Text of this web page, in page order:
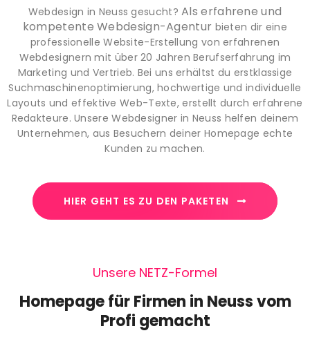
Webdesign in Neuss gesucht?Als erfahrene und
kompetente Webdesign-Agentur bieten dir eine
professionelle Website-Erstellung von erfahrenen
Webdesignern mit über 20 Jahren Berufserfahrung im
Marketing und Vertrieb. Bei uns erhältst du erstklassige
Suchmaschinenoptimierung, hochwertige und individuelle
Layouts und effektive Web-Texte, erstellt durch erfahrene
Redakteure. Unsere Webdesigner in Neuss helfen deinem
Unternehmen, aus Besuchern deiner Homepage echte
Kunden zu machen.
HIER GEHT ES ZU DEN PAKETEN
Unsere NETZ-Formel
Homepage für Firmen in Neuss vom
Profi gemacht